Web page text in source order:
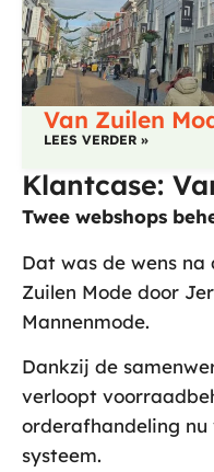
Van Zuilen
LEES VERDER »
Klantcase:
Twee webshops
Dat was de wens na
Zuilen Mode door
Mannenmode.
Dankzij de
verloopt
orderafhandeling nu
systeem.